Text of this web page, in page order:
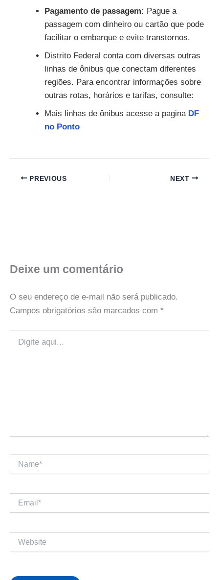
Pagamento de passagem: Pague a
passagem com dinheiro ou cartão que pode
facilitar o embarque e evite transtornos.
Distrito Federal conta com diversas outras
linhas de ônibus que conectam diferentes
regiões. Para encontrar informações sobre
outras rotas, horários e tarifas, consulte:
Mais linhas de ônibus acesse a pagina DF
no Ponto
PREVIOUS NEXT
Deixe um comentário
O seu endereço de e-mail não será publicado.
Campos obrigatórios são marcados com *
aqui...
Email*